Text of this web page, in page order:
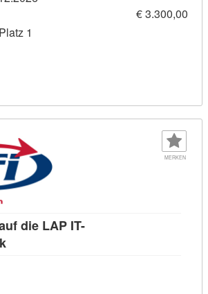
€ 3.300,00
1
MERKEN
die LAP IT-
Kursdetail: Vorbereitung auf die LAP